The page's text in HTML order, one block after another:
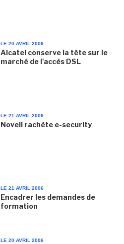
LE 20 AVRIL 2006
Alcatel conserve la tête sur le
marché de l'accès DSL
LE 21 AVRIL 2006
Novell rachète e-security
LE 21 AVRIL 2006
Encadrer les demandes de
formation
LE 20 AVRIL 2006